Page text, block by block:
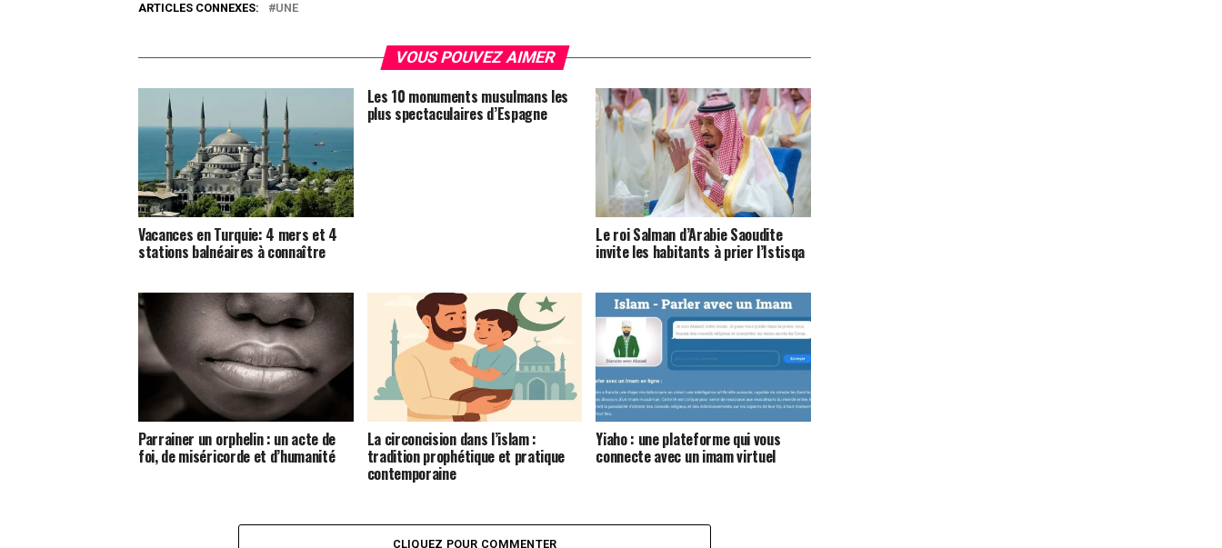
ARTICLES CONNEXES: UNE
VOUS POUVEZ AIMER
Vacances en Turquie: 4 mers et 4
stations balnéaires à connaître
Les 10 monuments musulmans les
plus spectaculaires d’Espagne
Le roi Salman d’Arabie Saoudite
invite les habitants à prier l’Istisqa
Parrainer un orphelin : un acte de
foi, de miséricorde et d’humanité
La circoncision dans l’islam :
tradition prophétique et pratique
contemporaine
Yiaho : une plateforme qui vous
connecte avec un imam virtuel
CLIQUEZ POUR COMMENTER